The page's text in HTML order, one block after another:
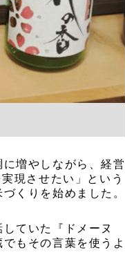
増やしながら、経営
現させたい」という
くりを始めました。
ていた『ドメーヌ
もその言葉を使うよ